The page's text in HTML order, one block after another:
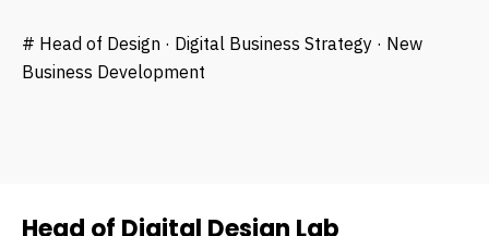
# Head of Design · Digital Business Strategy · New
Business Development
Head of Digital Design Lab